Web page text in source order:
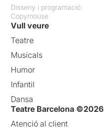
Disseny i programació:
Copymouse
Vull veure
Teatre
Musicals
Humor
Infantil
Dansa
Teatre Barcelona ©2026
Atenció al client